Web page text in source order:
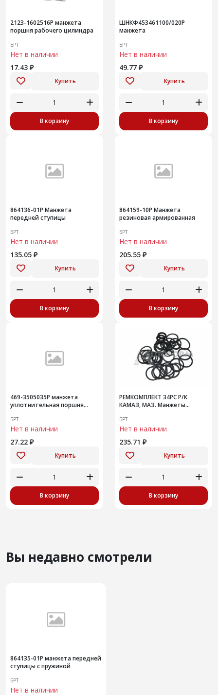
2123-1602516Р манжета
поршня рабочего цилиндра
БРТ
Нет в наличии
17.43 ₽
Купить
В корзину
ШНКФ453461100/020Р
манжета
БРТ
Нет в наличии
49.77 ₽
Купить
В корзину
864136-01Р Манжета
передней ступицы
БРТ
Нет в наличии
135.05 ₽
Купить
В корзину
864159-10Р Манжета
резиновая армированная
БРТ
Нет в наличии
205.55 ₽
Купить
В корзину
469-3505035Р манжета
уплотнительная поршня
БРТ
Нет в наличии
27.22 ₽
Купить
В корзину
РЕМКОМПЛЕКТ 34РС Р/К
КАМАЗ, МАЗ. Манжеты
высокого давления ТНВД 4
намен
БРТ
Нет в наличии
235.71 ₽
Купить
В корзину
Вы недавно смотрели
864135-01Р манжета передней
ступицы с пружиной
БРТ
Нет в наличии